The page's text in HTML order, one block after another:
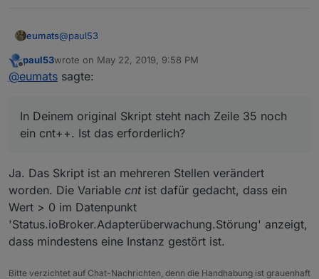
eumats@paul53
Ahh. Jetzt hat es geklingelt. Ich hatte zum stimulieren
eines Ausfalls einen Adapter deaktiviert und mich
Wie kann ich die Funktion des Skripts denn
testen? EDIT: Das habe ich mit einem kill -9 <pid>
ein cnt++. Ist das erforderlich?
paul53wrote on May 22, 2019, 9:58 PM
last edited by
@eumats sagte:
In Deinem original Skript steht nach Zeile 35 noch
ein cnt++. Ist das erforderlich?
Ja. Das Skript ist an mehreren Stellen verändert
worden. Die Variable cntist dafür gedacht, dass ein
Wert > 0 im Datenpunkt
'Status.ioBroker.Adapterüberwachung.Störung' anzeigt,
dass mindestens eine Instanz gestört ist.
Bitte verzichtet auf Chat-Nachrichten, denn die Handhabung ist grauenhaft